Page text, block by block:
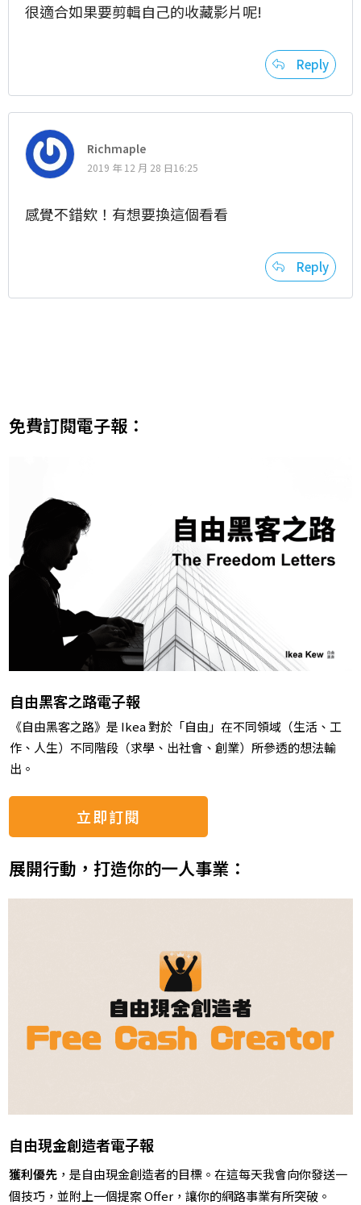
很適合如果要剪輯自己的收藏影片呢!
Reply
Richmaple
2019 年 12 月 28 日16:25
感覺不錯欸！有想要換這個看看
Reply
免費訂閱電子報：
自由黑客之路電子報
《自由黑客之路》是 Ikea 對於「自由」在不同領域（生活、工
作、人生）不同階段（求學、出社會、創業）所參透的想法輸
出。
立即訂閱
展開行動，打造你的一人事業：
自由現金創造者電子報
獲利優先 ，是自由現金創造者的目標。 在這每天我會向你發送一
個技巧，並附上一個提案 Offer，讓你的網路事業有所突破。